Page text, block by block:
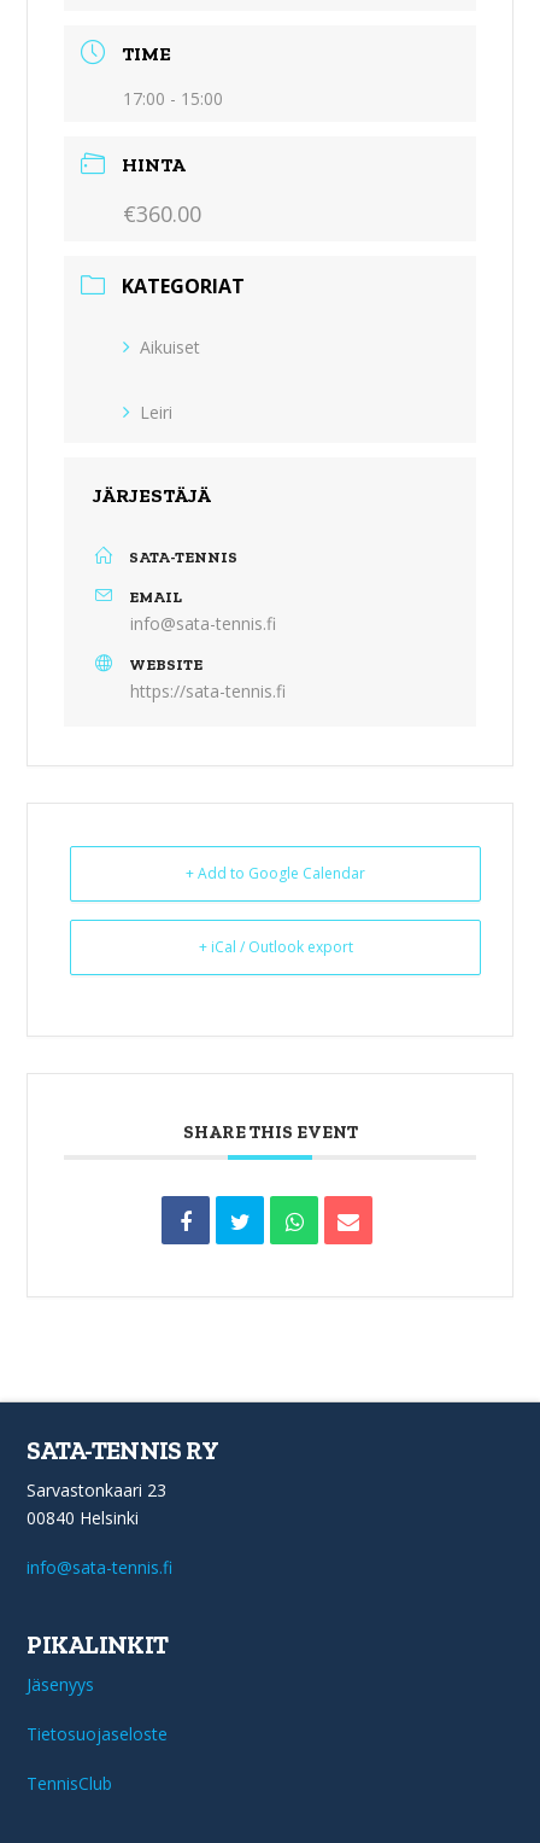
TIME
17:00 - 15:00
HINTA
€360.00
KATEGORIAT
Aikuiset
Leiri
JÄRJESTÄJÄ
SATA-TENNIS
EMAIL
info@sata-tennis.fi
WEBSITE
https://sata-tennis.fi
+ Add to Google Calendar
+ iCal / Outlook export
SHARE THIS EVENT
SATA-TENNIS RY
Sarvastonkaari 23
00840 Helsinki
info@sata-tennis.fi
PIKALINKIT
Jäsenyys
Tietosuojaseloste
TennisClub